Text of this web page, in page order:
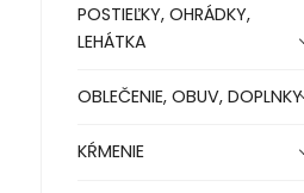
POSTIEĽKY, OHRÁDKY,
LEHÁTKA
OBLEČENIE, OBUV, DOPLNKY
KŔMENIE